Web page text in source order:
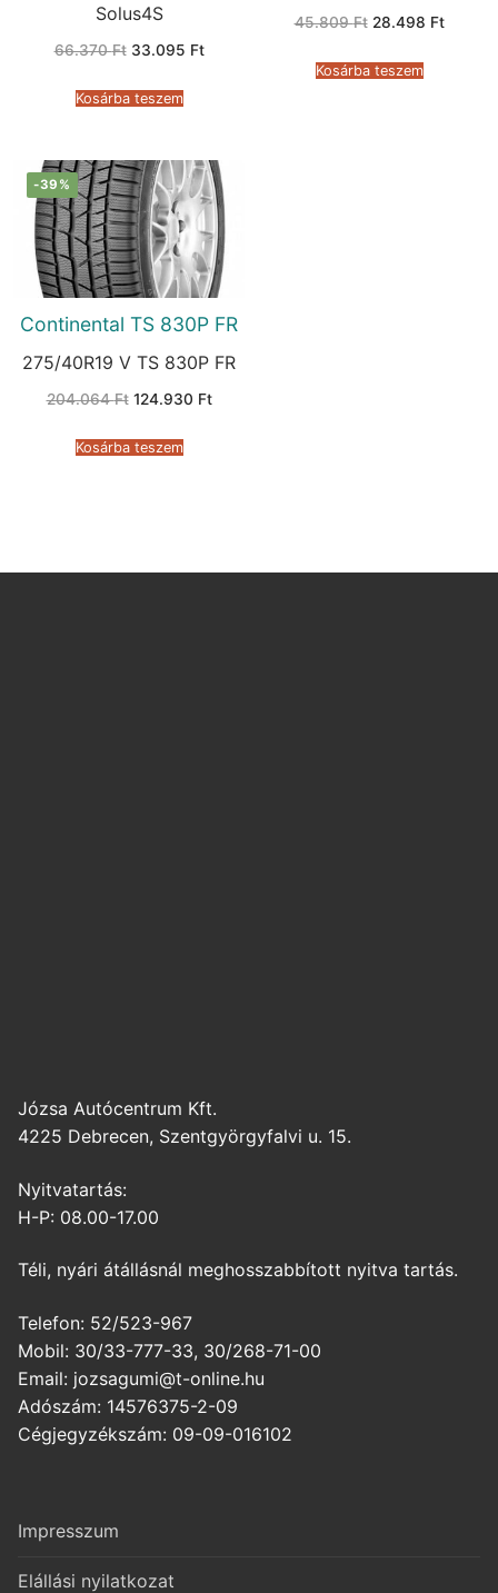
Solus4S
66.370Ft Original
66.370 Ft.
33.095 FtCurrent
Kosárba teszem
45.809Ft Original
45.809 Ft.
28.498 FtCurrent
Kosárba teszem
-39%
Continental TS 830P FR
275/40R19 V TS 830P FR
204.064Ft Original
204.064 Ft.
124.930 FtCurrent
Kosárba teszem
Józsa Autócentrum Kft.
4225 Debrecen, Szentgyörgyfalvi u. 15.
Nyitvatartás:
H-P: 08.00-17.00
Téli, nyári átállásnál meghosszabbított nyitva tartás.
Telefon: 52/523-967
Mobil: 30/33-777-33, 30/268-71-00
Email: jozsagumi@t-online.hu
Adószám: 14576375-2-09
Cégjegyzékszám: 09-09-016102
Impresszum
Elállási nyilatkozat